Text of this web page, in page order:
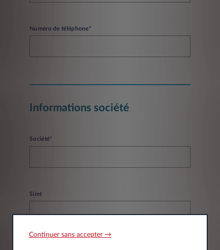
Numéro de téléphone*
Informations société
Société*
Siret
Continuer sans accepter →